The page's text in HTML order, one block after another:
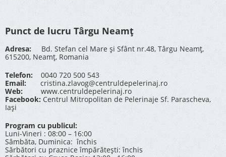
Punct de lucru Târgu Neamț
Adresa: Bd. Stefan cel Mare și Sfânt nr.48, Târgu Neamț,
615200, Neamț, Romania
Telefon: 0040 720 500 543
Email:
cristina.zlavog@centruldepelerinaj.ro
Web:
www.centruldepelerinaj.ro
Facebook: Centrul Mitropolitan de Pelerinaje Sf. Parascheva,
Iași
Program cu publicul:
Luni-Vineri : 08:00 – 16:00
Sâmbăta, Duminica: închis
Sărbători cu praznice împărătești: închis